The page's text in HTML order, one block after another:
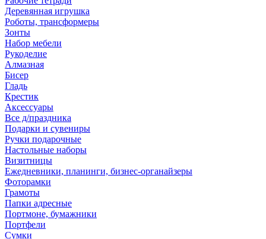
Деревянная игрушка
Роботы, трансформеры
Зонты
Набор мебели
Рукоделие
Алмазная
Бисер
Гладь
Крестик
Аксессуары
Все д/праздника
Подарки и сувениры
Ручки подарочные
Настольные наборы
Визитницы
Ежедневники, планинги, бизнес-органайзеры
Фоторамки
Грамоты
Папки адресные
Портмоне, бумажники
Портфели
Сумки